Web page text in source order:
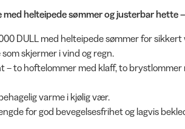
helteipede sømmer og justerbar hette
DULL med helteipede sømmer for
skjermer i vind og regn.
– to hoftelommer med klaff, to brystlommer
varme i kjølig vær.
for god bevegelsesfrihet og lagvis